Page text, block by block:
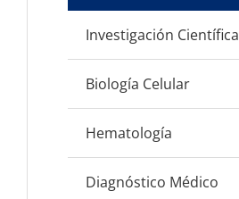
Investigación Científica
Biología Celular
Hematología
Diagnóstico Médico